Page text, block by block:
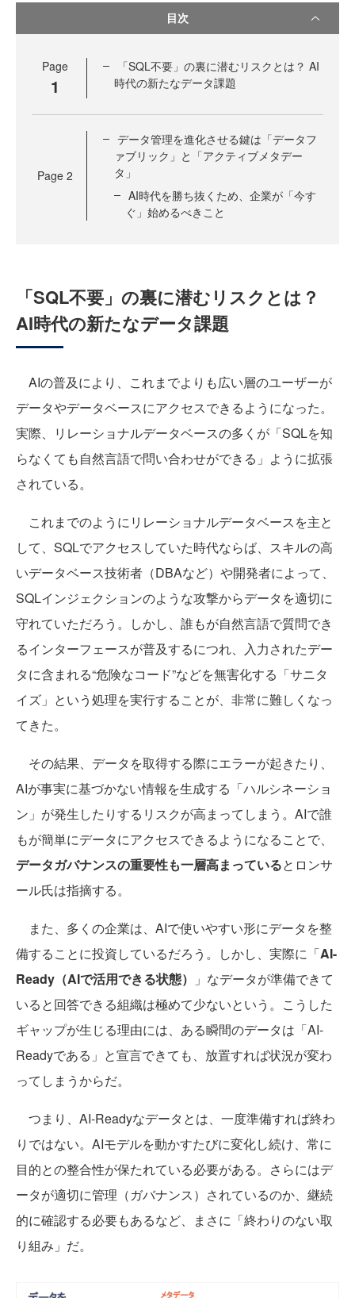
目次
Page
1
「SQL不要」の裏に潜むリスクとは？ AI
時代の新たなデータ課題
Page 2
データ管理を進化させる鍵は「データフ
ァブリック」と「アクティブメタデー
タ」
AI時代を勝ち抜くため、企業が「今す
ぐ」始めるべきこと
「SQL不要」の裏に潜むリスクとは？
AI時代の新たなデータ課題
AIの普及により、これまでよりも広い層のユーザーが
データやデータベースにアクセスできるようになった。
実際、リレーショナルデータベースの多くが「SQLを知
らなくても自然言語で問い合わせができる」ように拡張
されている。
これまでのようにリレーショナルデータベースを主と
して、SQLでアクセスしていた時代ならば、スキルの高
いデータベース技術者（DBAなど）や開発者によって、
SQLインジェクションのような攻撃からデータを適切に
守れていただろう。しかし、誰もが自然言語で質問でき
るインターフェースが普及するにつれ、入力されたデー
タに含まれる“危険なコード”などを無害化する「サニタ
イズ」という処理を実行することが、非常に難しくなっ
てきた。
その結果、データを取得する際にエラーが起きたり、
AIが事実に基づかない情報を生成する「ハルシネーショ
ン」が発生したりするリスクが高まってしまう。AIで誰
もが簡単にデータにアクセスできるようになることで、
データガバナンスの重要性も一層高まっているとロンサ
ール氏は指摘する。
また、多くの企業は、AIで使いやすい形にデータを整
備することに投資しているだろう。しかし、実際に「AI-
Ready（AIで活用できる状態）
」なデータが準備できて
いると回答できる組織は極めて少ないという。こうした
ギャップが生じる理由には、ある瞬間のデータは「AI-
Readyである」と宣言できても、放置すれば状況が変わ
ってしまうからだ。
つまり、AI-Readyなデータとは、一度準備すれば終わ
りではない。AIモデルを動かすたびに変化し続け、常に
目的との整合性が保たれている必要がある。さらにはデ
ータが適切に管理（ガバナンス）されているのか、継続
的に確認する必要もあるなど、まさに「終わりのない取
り組み」だ。